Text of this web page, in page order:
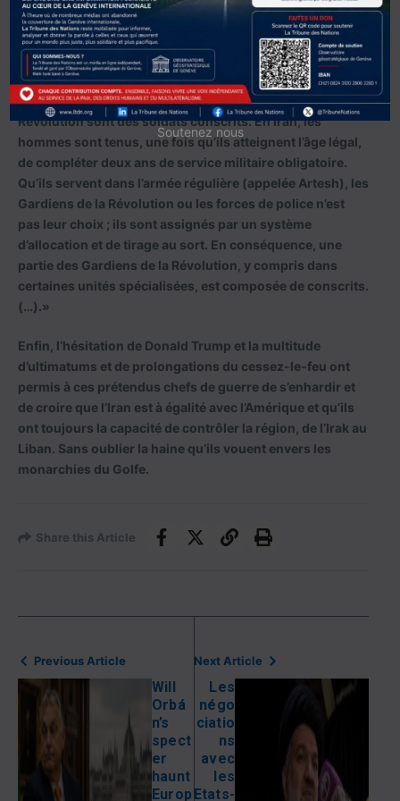
critiqueraient leurs décisions. Ils prennent le risque d’être
accusés d’espionnage au profit de l’Etat sioniste.
Il faut dire, explique Mohsen Sazegara, qu’«une grande
partie des membres subalternes des Gardiens de la
Révolution sont des soldats conscrits. En Iran, les
hommes sont tenus, une fois qu’ils atteignent l’âge légal,
de compléter deux ans de service militaire obligatoire.
Qu’ils servent dans l’armée régulière (appelée Artesh), les
Gardiens de la Révolution ou les forces de police n’est
pas leur choix ; ils sont assignés par un système
d’allocation et de tirage au sort. En conséquence, une
partie des Gardiens de la Révolution, y compris dans
certaines unités spécialisées, est composée de conscrits.
(…).»
Enfin, l’hésitation de Donald Trump et la multitude
d’ultimatums et de prolongations du cessez-le-feu ont
permis à ces prétendus chefs de guerre de s’enhardir et
de croire que l’Iran est à égalité avec l’Amérique et qu’ils
ont toujours la capacité de contrôler la région, de l’Irak au
Liban. Sans oublier la haine qu’ils vouent envers les
monarchies du Golfe.
Share this Article
Previous Article
Will
Orbá
n’s
spect
er
haunt
Europ
Next Article
Les
négo
ciatio
ns
avec
les
Etats-
Soutenez nous